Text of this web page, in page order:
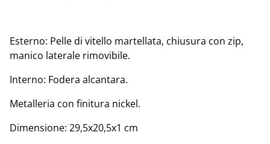
Esterno: Pelle di vitello martellata, chiusura con zip,
manico laterale rimovibile.
Interno: Fodera alcantara.
Metalleria con finitura nickel.
Dimensione: 29,5x20,5x1 cm